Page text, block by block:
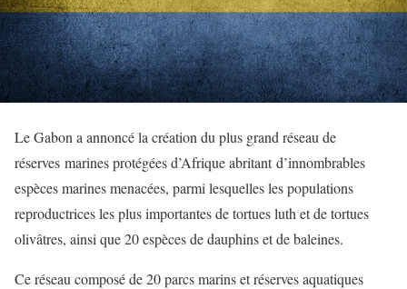
Le Gabon a annoncé la création du plus grand réseau de
réserves marines protégées d’Afrique abritant d’innombrables
espèces marines menacées, parmi lesquelles les populations
reproductrices les plus importantes de tortues luth et de tortues
olivâtres, ainsi que 20 espèces de dauphins et de baleines.
Ce réseau composé de 20 parcs marins et réserves aquatiques